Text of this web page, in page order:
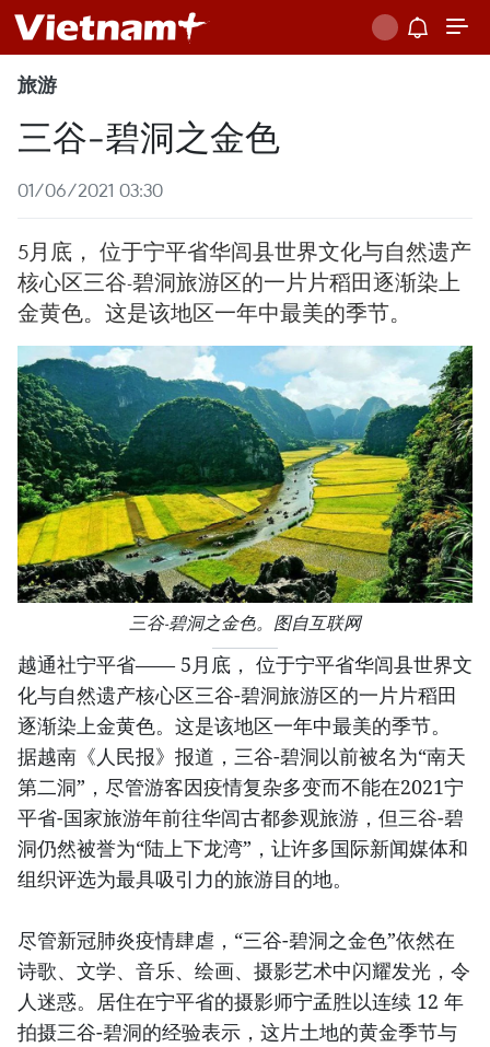
旅游
三谷-碧洞之金色
01/06/2021 03:30
5月底， 位于宁平省华闾县世界文化与自然遗产
核心区三谷-碧洞旅游区的一片片稻田逐渐染上
金黄色。这是该地区一年中最美的季节。
三谷-碧洞之金色。图自互联网
越通社宁平省—— 5月底， 位于宁平省华闾县世界文
化与自然遗产核心区三谷-碧洞旅游区的一片片稻田
逐渐染上金黄色。这是该地区一年中最美的季节。
据越南《人民报》报道，三谷-碧洞以前被名为“南天
第二洞”，尽管游客因疫情复杂多变而不能在2021宁
平省-国家旅游年前往华闾古都参观旅游，但三谷-碧
洞仍然被誉为“陆上下龙湾”，让许多国际新闻媒体和
组织评选为最具吸引力的旅游目的地。
尽管新冠肺炎疫情肆虐，“三谷-碧洞之金色”依然在
诗歌、文学、音乐、绘画、摄影艺术中闪耀发光，令
人迷惑。居住在宁平省的摄影师宁孟胜以连续 12 年
拍摄三谷-碧洞的经验表示，这片土地的黄金季节与